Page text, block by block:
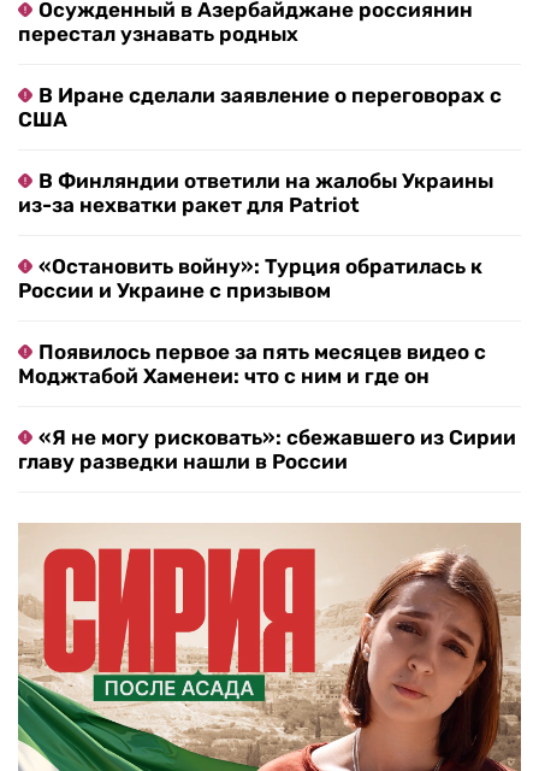
Осужденный в Азербайджане россиянин
перестал узнавать родных
В Иране сделали заявление о переговорах с
США
В Финляндии ответили на жалобы Украины
из-за нехватки ракет для Patriot
«Остановить войну»: Турция обратилась к
России и Украине с призывом
Появилось первое за пять месяцев видео с
Моджтабой Хаменеи: что с ним и где он
«Я не могу рисковать»: сбежавшего из Сирии
главу разведки нашли в России